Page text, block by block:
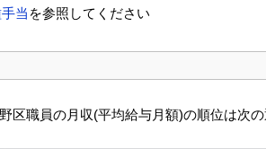
当 を参照してください
区職員の月収(平均給与月額)の順位は次の